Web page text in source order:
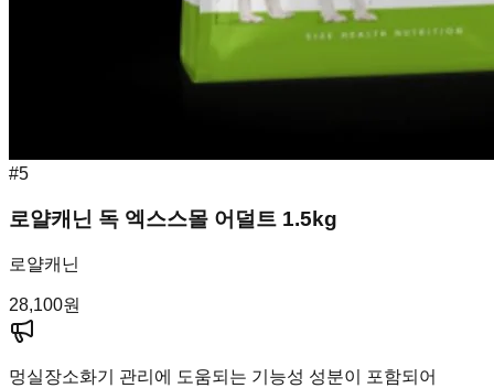
#5
로얄캐닌 독 엑스스몰 어덜트 1.5kg
로얄캐닌
28,100원
멍실장소화기 관리에 도움되는 기능성 성분이 포함되어